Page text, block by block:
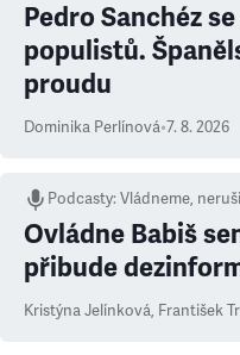
Pedro Sanchéz
populistů.
proudu
Dominika Perlínová•7. 8. 2026
Podcasty:Vládneme,
Ovládne Babiš
přibude
Kristýna Jelínková, František